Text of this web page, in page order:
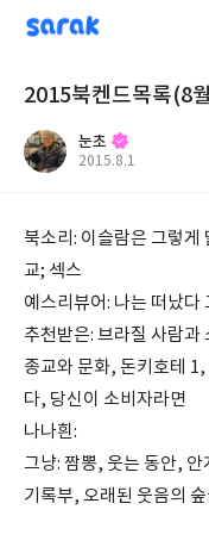
sarak
2015북켄드목록(8
눈초
작
2015.8.1
북소리: 이슬람은 그렇
교; 섹스
예스리뷰어: 나는 떠났다
추천받은: 브라질 사람과
종교와 문화, 돈키호테
다, 당신이 소비자라면
나나흰:
그냥: 짬뽕, 웃는 동안,
기록부, 오래된 웃음의